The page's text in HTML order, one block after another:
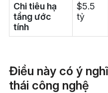
Chi tiêu hạ
tầng ước
tính
$5.5
tỷ
Điều này có ý
thái công nghệ